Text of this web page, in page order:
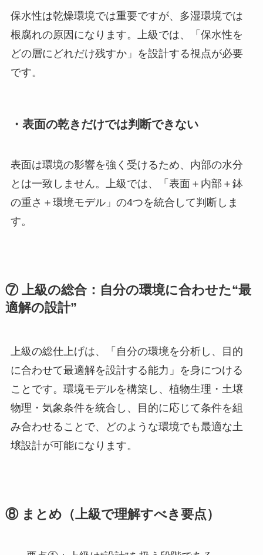
保水性は乾燥環境では重要ですが、多湿環境では
根腐れの原因になります。上級では、「保水性を
どの層にどれだけ残すか」を設計する視点が必要
です。
・表面の乾きだけでは判断できない
表面は環境の影響を強く受けるため、内部の水分
とは一致しません。上級では、「表面＋内部＋鉢
の重さ＋環境モデル」の4つを統合して判断しま
す。
⑦ 上級の総合：自分の環境に合わせた“最
適解の設計”
上級の総仕上げは、「自分の環境を分析し、目的
に合わせて最適解を設計する能力」を身につける
ことです。環境モデルを構築し、植物生理・土壌
物理・気象条件を統合し、目的に応じて条件を組
み合わせることで、どのような環境でも最適な土
壌設計が可能になります。
⑧ まとめ（上級で理解すべき要点）